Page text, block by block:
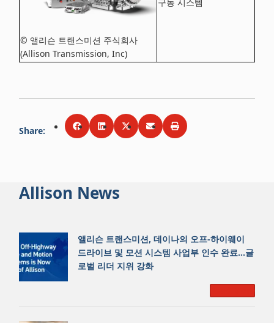
© 앨리슨 트랜스미션 주식회사
(Allison Transmission, Inc)
Share: Share viaFacebook
Share viaLinkedIn
Share viaTwitter
Share via
Print
Allison News
앨리슨 트랜스미션, 데이나의 오프-하이웨이
드라이브 및 모션 시스템 사업부 인수 완료…글
로벌 리더 지위 강화
Read More